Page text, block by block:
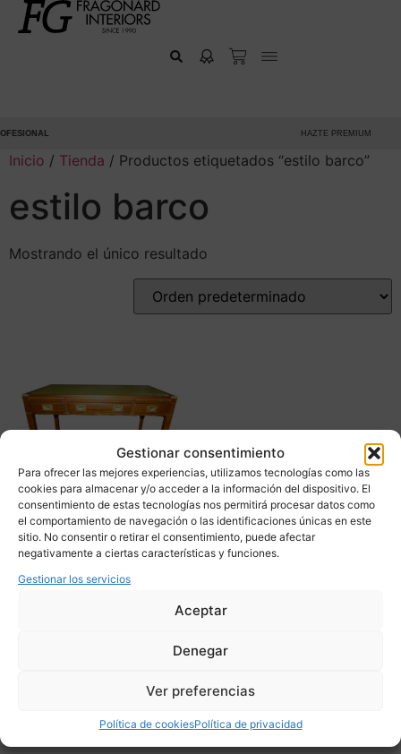
Gestionar consentimiento
Para ofrecer las mejores experiencias, utilizamos tecnologías como las
cookies para almacenar y/o acceder a la información del dispositivo. El
consentimiento de estas tecnologías nos permitirá procesar datos como
el comportamiento de navegación o las identificaciones únicas en este
sitio. No consentir o retirar el consentimiento, puede afectar
negativamente a ciertas características y funciones.
Gestionar los servicios
Aceptar
Denegar
Ver preferencias
Política de cookiesPolítica de privacidad
HAZTE PREMIUM
Inicio / Tienda / Productos etiquetados “estilo barco”
estilo barco
Mostrando el único resultado
Escritorio Estilo barco,
Época Eduardina, 1900 –
Inglaterra